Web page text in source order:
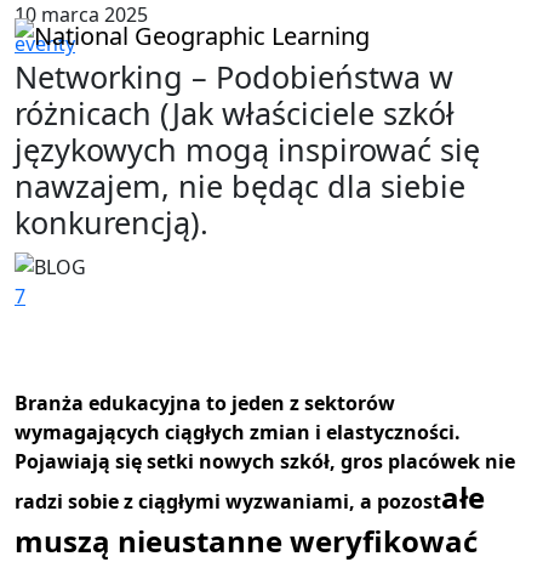
10 marca 2025
eventy
Networking – Podobieństwa w
różnicach (Jak właściciele szkół
językowych mogą inspirować się
nawzajem, nie będąc dla siebie
konkurencją).
7
Branża edukacyjna to jeden z sektorów
wymagających ciągłych zmian i elastyczności.
Pojawiają się setki nowych szkół, gros placówek nie
radzi sobie z ciągłymi wyzwaniami, a pozostałe
muszą nieustanne weryfikować